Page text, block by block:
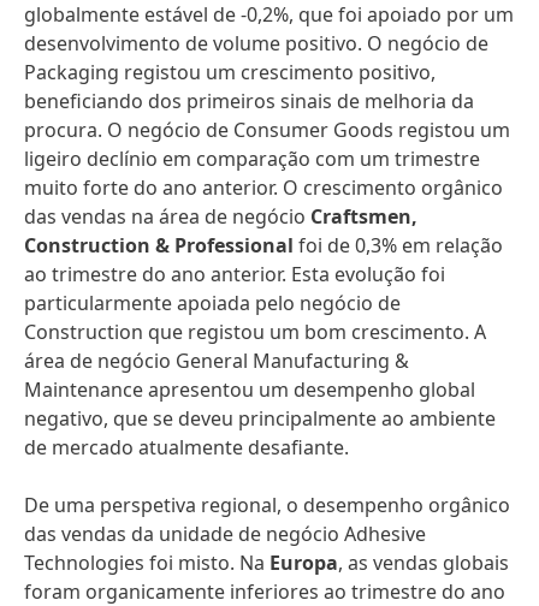
globalmente estável de -0,2%, que foi apoiado por um
desenvolvimento de volume positivo. O negócio de
Packaging registou um crescimento positivo,
beneficiando dos primeiros sinais de melhoria da
procura. O negócio de Consumer Goods registou um
ligeiro declínio em comparação com um trimestre
muito forte do ano anterior. O crescimento orgânico
das vendas na área de negócio Craftsmen,
Construction & Professional foi de 0,3% em relação
ao trimestre do ano anterior. Esta evolução foi
particularmente apoiada pelo negócio de
Construction que registou um bom crescimento. A
área de negócio General Manufacturing &
Maintenance apresentou um desempenho global
negativo, que se deveu principalmente ao ambiente
de mercado atualmente desafiante.
De uma perspetiva regional, o desempenho orgânico
das vendas da unidade de negócio Adhesive
Technologies foi misto. Na Europa, as vendas globais
foram organicamente inferiores ao trimestre do ano